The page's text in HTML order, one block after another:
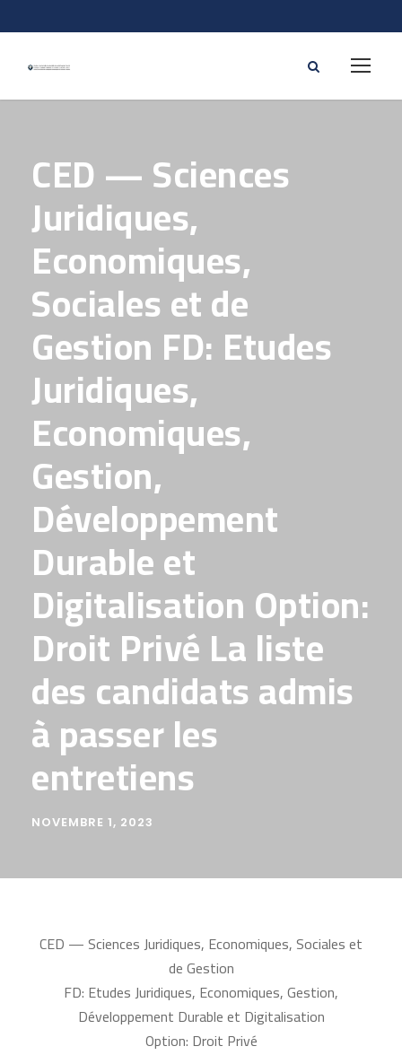
CED — Sciences
Juridiques,
Economiques,
Sociales et de
Gestion FD: Etudes
Juridiques,
Economiques,
Gestion,
Développement
Durable et
Digitalisation Option:
Droit Privé La liste
des candidats admis
à passer les
entretiens
NOVEMBRE 1, 2023
CED — Sciences Juridiques, Economiques, Sociales et
de Gestion
FD: Etudes Juridiques, Economiques, Gestion,
Développement Durable et Digitalisation
Option: Droit Privé